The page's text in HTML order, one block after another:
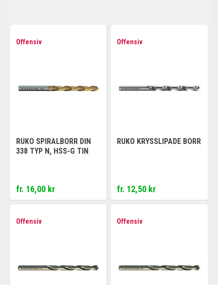
Offensiv
RUKO SPIRALBORR DIN
338 TYP N, HSS-G TIN
fr. 16,00 kr
Offensiv
RUKO KRYSSLIPADE BORR
fr. 12,50 kr
Offensiv Offensiv